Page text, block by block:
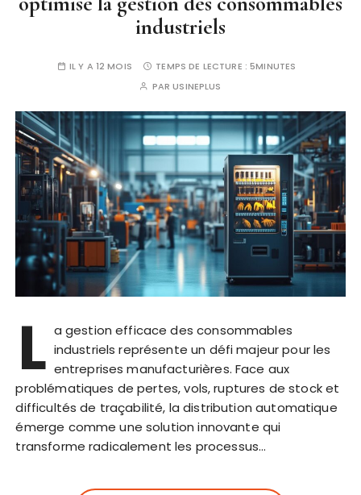
industriels
IL Y A 12 MOIS TEMPS DE LECTURE :5MINUTES
PARUSINEPLUS
L a gestion efficace des consommables
industriels représente un défi majeur pour les
entreprises manufacturières. Face aux
problématiques de pertes, vols, ruptures de stock et
difficultés de traçabilité, la distribution automatique
émerge comme une solution innovante qui
transforme radicalement les processus…